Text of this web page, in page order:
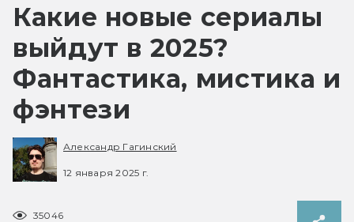
Какие новые сериалы
выйдут в 2025?
Фантастика, мистика и
фэнтези
Александр Гагинский
12 января 2025 г.
35046